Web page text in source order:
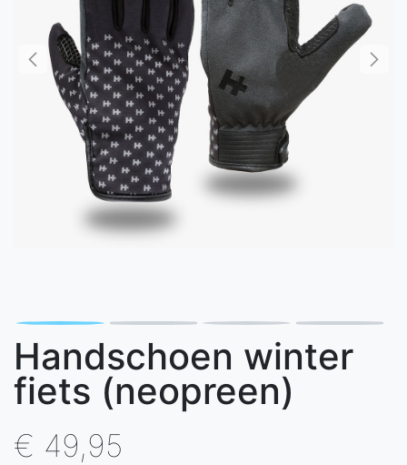
Handschoen winter
fiets (neopreen)
€ 49,95